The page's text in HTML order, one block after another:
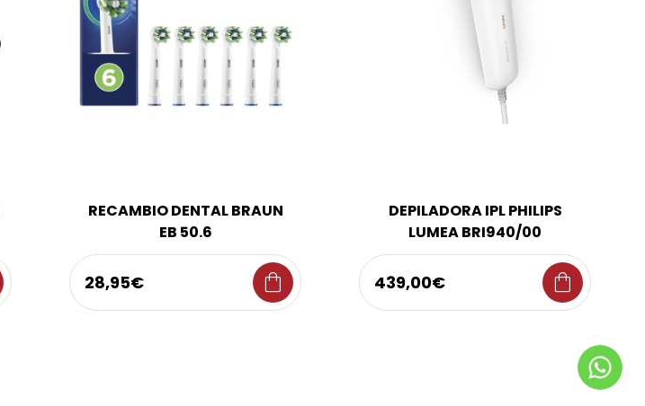
RECAMBIO DENTAL BRAUN
EB 50.6
28,95€ shopping_bag
DEPILADORA IPL PHILIPS
LUMEA BRI940/00
439,00€ shopping_bag